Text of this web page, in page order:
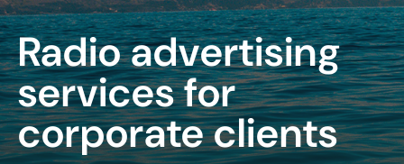
Radio advertising
services for
corporate clients